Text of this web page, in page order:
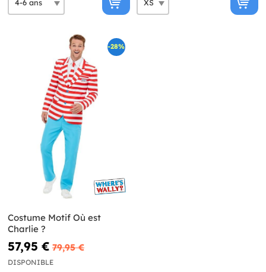
-28%
Costume Motif Où est
Charlie ?
57,95 € 79,95 €
DISPONIBLE